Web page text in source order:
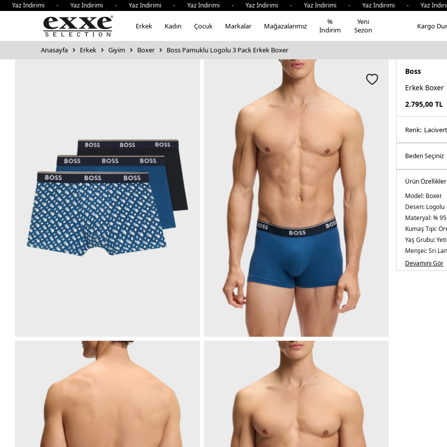
- Yaz İndirimi - Yaz İndirimi - Yaz İndirimi - Yaz İndirimi - Yaz İndirimi - Yaz İndirimi - Yaz
Erkek Kadın Çocuk Markalar Mağazalarımız
%
İndirim
Yeni
Sezon
Kargo
Anasayfa Erkek Giyim Boxer Boss Pamuklu Logolu 3 Pack Erkek Boxer
Boss
Erkek Boxer
2.795,00 TL
Renk:
Ürün Özellikleri
Model: Boxer
Desen: Logolu
Materyal:%
Kumaş Tipi:
Yaş Grubu:
Menşei:Sri
Detaylar: -
Devamını Gör